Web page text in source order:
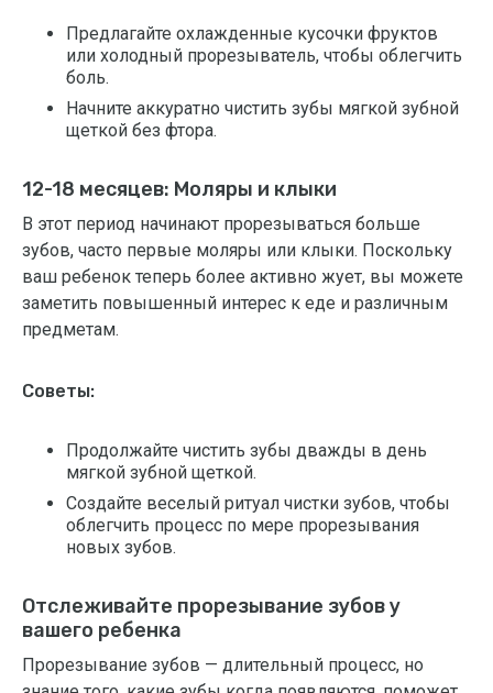
Предлагайте охлажденные кусочки фруктов
или холодный прорезыватель, чтобы облегчить
боль.
Начните аккуратно чистить зубы мягкой зубной
щеткой без фтора.
12-18 месяцев: Моляры и клыки
В этот период начинают прорезываться больше
зубов, часто первые моляры или клыки. Поскольку
ваш ребенок теперь более активно жует, вы можете
заметить повышенный интерес к еде и различным
предметам.
Советы:
Продолжайте чистить зубы дважды в день
мягкой зубной щеткой.
Создайте веселый ритуал чистки зубов, чтобы
облегчить процесс по мере прорезывания
новых зубов.
Отслеживайте прорезывание зубов у
вашего ребенка
Прорезывание зубов — длительный процесс, но